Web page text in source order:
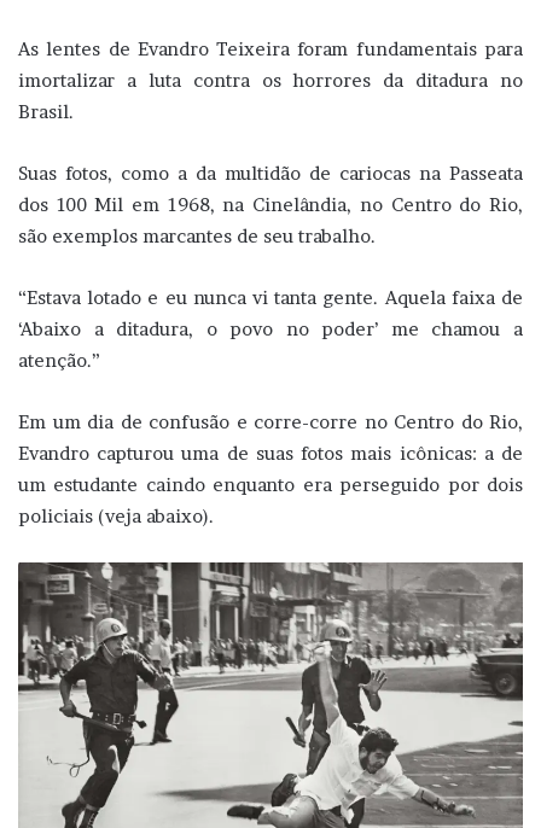
As lentes de Evandro Teixeira foram fundamentais para
imortalizar a luta contra os horrores da ditadura no
Brasil.
Suas fotos, como a da multidão de cariocas na Passeata
dos 100 Mil em 1968, na Cinelândia, no Centro do Rio,
são exemplos marcantes de seu trabalho.
“Estava lotado e eu nunca vi tanta gente. Aquela faixa de
‘Abaixo a ditadura, o povo no poder’ me chamou a
atenção.”
Em um dia de confusão e corre-corre no Centro do Rio,
Evandro capturou uma de suas fotos mais icônicas: a de
um estudante caindo enquanto era perseguido por dois
policiais (veja abaixo).